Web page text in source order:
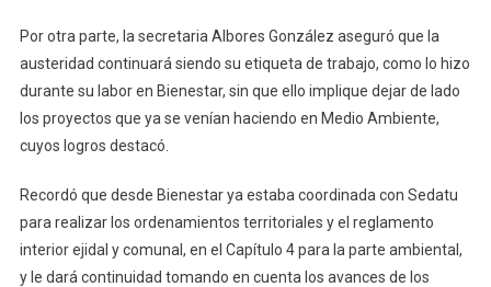
Por otra parte, la secretaria Albores González aseguró que la
austeridad continuará siendo su etiqueta de trabajo, como lo hizo
durante su labor en Bienestar, sin que ello implique dejar de lado
los proyectos que ya se venían haciendo en Medio Ambiente,
cuyos logros destacó.
Recordó que desde Bienestar ya estaba coordinada con Sedatu
para realizar los ordenamientos territoriales y el reglamento
interior ejidal y comunal, en el Capítulo 4 para la parte ambiental,
y le dará continuidad tomando en cuenta los avances de los